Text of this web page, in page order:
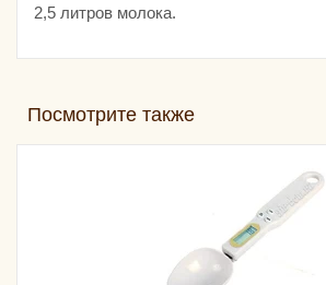
2,5 литров молока.
Посмотрите также